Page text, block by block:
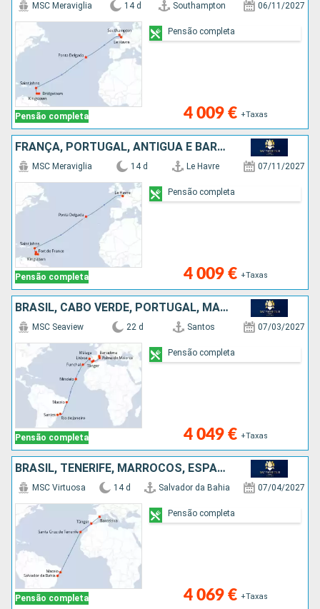
Pensão completa
MSC Meraviglia 14 d Southampton 06/11/2027
4 009 € +Taxas
Pensão completa
FRANÇA, PORTUGAL, ANTÍGUA E BARBUDA, ST VINCENT E GRENADINES, BARBADOS, MARTINICA
Pensão completa
MSC Meraviglia 14 d Le Havre 07/11/2027
4 009 € +Taxas
Pensão completa
BRASIL, CABO VERDE, PORTUGAL, MARROCOS, MAIORCA, ESPANHA
Pensão completa
MSC Seaview 22 d Santos 07/03/2027
4 049 € +Taxas
Pensão completa
BRASIL, TENERIFE, MARROCOS, ESPANHA
Pensão completa
MSC Virtuosa 14 d Salvador da Bahia 07/04/2027
4 069 € +Taxas
Pensão completa